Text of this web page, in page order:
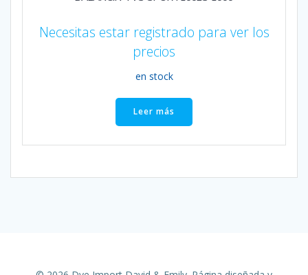
Necesitas estar registrado para ver los
precios
en stock
Leer más